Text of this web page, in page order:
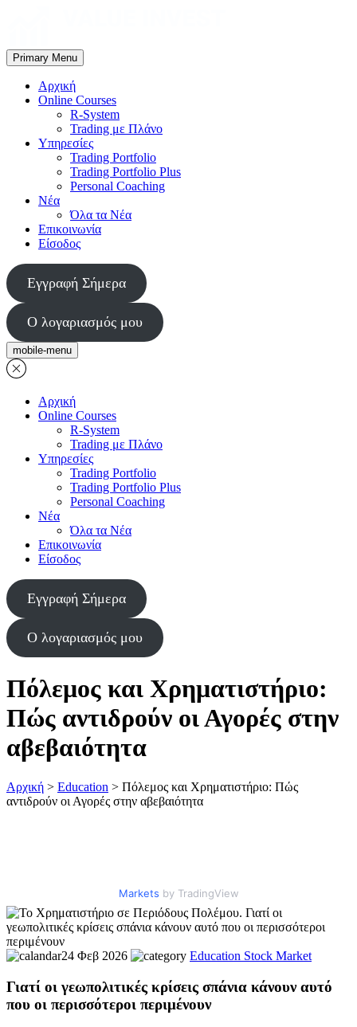
Value Invest
Μια διαφορετική συμβουλευτική εταιρία
Primary Menu
Αρχική
Online Courses
R-System
Trading με Πλάνο
Υπηρεσίες
Trading Portfolio
Trading Portfolio Plus
Personal Coaching
Νέα
Όλα τα Νέα
Επικοινωνία
Είσοδος
Εγγραφή Σήμερα
Ο λογαριασμός μου
mobile-menu
Αρχική
Online Courses
R-System
Trading με Πλάνο
Υπηρεσίες
Trading Portfolio
Trading Portfolio Plus
Personal Coaching
Νέα
Όλα τα Νέα
Επικοινωνία
Είσοδος
Εγγραφή Σήμερα
Ο λογαριασμός μου
Πόλεμος και Χρηματιστήριο:
Πώς αντιδρούν οι Αγορές στην
αβεβαιότητα
Αρχική > Education > Πόλεμος και Χρηματιστήριο: Πώς
αντιδρούν οι Αγορές στην αβεβαιότητα
Markets by TradingView
24 Φεβ 2026 Education Stock Market
Γιατί οι γεωπολιτικές κρίσεις σπάνια κάνουν αυτό
που οι περισσότεροι περιμένουν